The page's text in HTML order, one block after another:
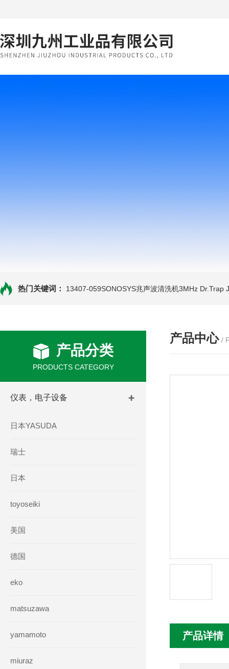
热门关键词： 13407-059SONOSYS兆声波清洗机3MHz Dr.Trap
产品分类
PRODUCTS CATEGORY
仪表，电子设备
日本YASUDA
瑞士
日本
toyoseiki
美国
德国
eko
matsuzawa
yamamoto
miuraz
产品中心 /
产品详情